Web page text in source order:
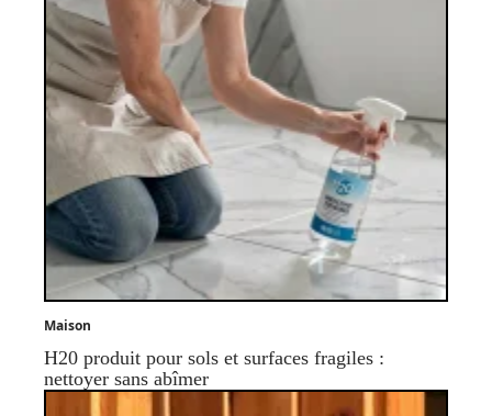
Maison
H20 produit pour sols et surfaces fragiles :
nettoyer sans abîmer